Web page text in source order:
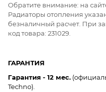
Обратите внимание: на
Радиаторы отопления
безналичный расчет. При
код товара: 231029.
ГАРАНТИЯ
Гарантия - 12 мес.
Techno).